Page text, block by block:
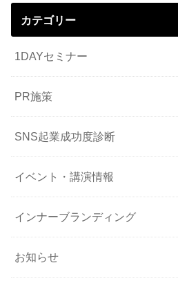
カテゴリー
1DAYセミナー
PR施策
SNS起業成功度診断
イベント・講演情報
インナーブランディング
お知らせ